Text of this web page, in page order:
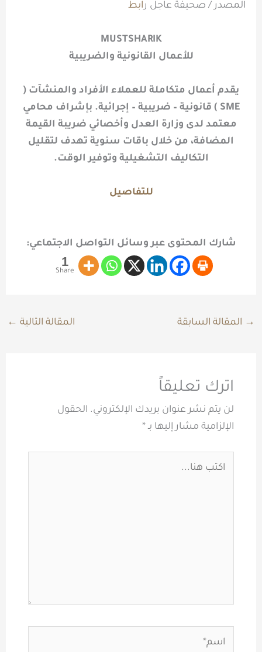
المصدر / صحيفة عاجل ر ابط
MUSTSHARIK
للأعمال القانونية والضريبية
يقدم أعمال متكاملة للعملاء الأفراد والمنشآت (
SME ) قانونية – ضريبية – إجرائية. بإشراف محامي
معتمد لدى وزارة العدل وأخصائي ضريبة القيمة
المضافة، من خلال باقات سنوية تهدف لتقليل
التكاليف التشغيلية وتوفير الوقت.
للتفاصيل
شارك المحتوى عبر وسائل التواصل الاجتماعي:
1
Share
→ المقالة السابقة المقالة التالية ←
اترك تعليقاً
لن يتم نشر عنوان بريدك الإلكتروني. الحقول
الإلزامية مشار إليها بـ*